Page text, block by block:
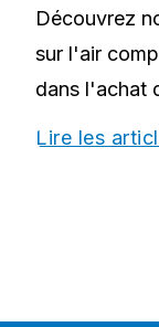
Découvrez
sur l'air
dans l'achat
Lire les